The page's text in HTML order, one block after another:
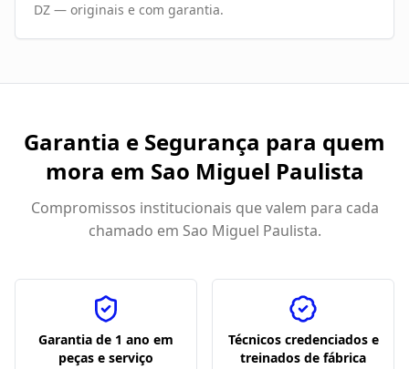
DZ — originais e com garantia.
Garantia e Segurança para quem
mora em Sao Miguel Paulista
Compromissos institucionais que valem para cada
chamado em Sao Miguel Paulista.
Garantia de 1 ano em
peças e serviço
Técnicos credenciados e
treinados de fábrica